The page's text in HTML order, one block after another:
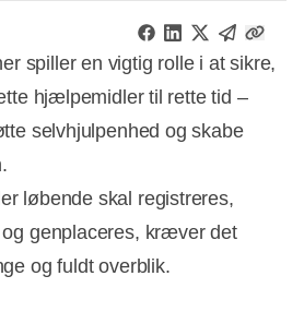
spiller en vigtig rolle i at sikre,
hjælpemidler til rette tid –
selvhjulpenhed og skabe
løbende skal registreres,
genplaceres, kræver det
og fuldt overblik.